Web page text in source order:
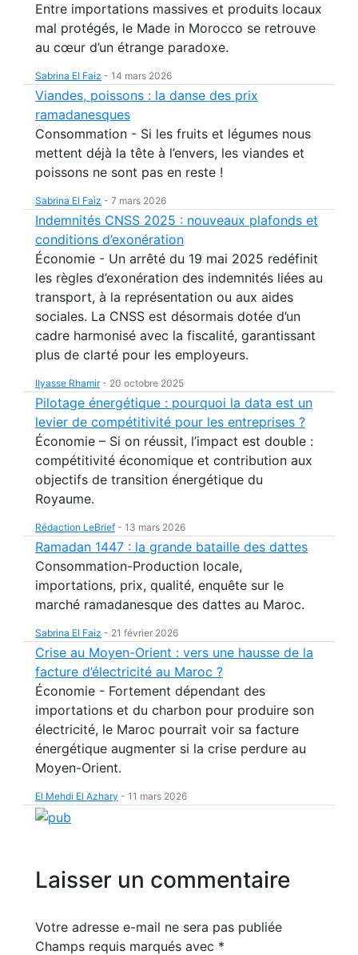
Entre importations massives et produits locaux
mal protégés, le Made in Morocco se retrouve
au cœur d’un étrange paradoxe.
Sabrina El Faiz - 14 mars 2026
Viandes, poissons : la danse des prix
ramadanesques
Consommation - Si les fruits et légumes nous
mettent déjà la tête à l’envers, les viandes et
poissons ne sont pas en reste !
Sabrina El Faiz - 7 mars 2026
Indemnités CNSS 2025 : nouveaux plafonds et
conditions d’exonération
Économie - Un arrêté du 19 mai 2025 redéfinit
les règles d’exonération des indemnités liées au
transport, à la représentation ou aux aides
sociales. La CNSS est désormais dotée d’un
cadre harmonisé avec la fiscalité, garantissant
plus de clarté pour les employeurs.
Ilyasse Rhamir- 20 octobre 2025
Pilotage énergétique : pourquoi la data est un
levier de compétitivité pour les entreprises ?
Économie – Si on réussit, l’impact est double :
compétitivité économique et contribution aux
objectifs de transition énergétique du
Royaume.
Rédaction LeBrief - 13 mars 2026
Ramadan 1447 : la grande bataille des dattes
Consommation-Production locale,
importations, prix, qualité, enquête sur le
marché ramadanesque des dattes au Maroc.
Sabrina El Faiz - 21 février 2026
Crise au Moyen-Orient : vers une hausse de la
facture d’électricité au Maroc ?
Économie - Fortement dépendant des
importations et du charbon pour produire son
électricité, le Maroc pourrait voir sa facture
énergétique augmenter si la crise perdure au
Moyen-Orient.
El Mehdi El Azhary - 11 mars 2026
Laisser un commentaire
Votre adresse e-mail ne sera pas publiée
Champs requis marqués avec *